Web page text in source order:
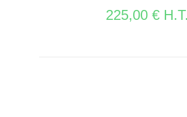
225,00 € H.T.